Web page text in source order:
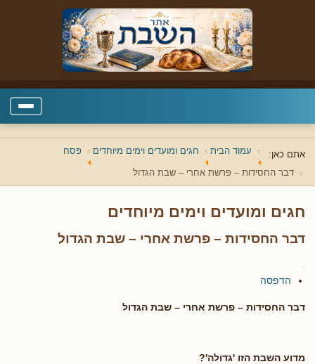
אתם כאן: עמוד הבית חגים ומועדים וימים מיוחדים פסח
דבר החסידות – פרשת אחרי – שבת הגדול
חגים ומועדים וימים מיוחדים
דבר החסידות – פרשת אחרי – שבת הגדול
הדפסה
דבר החסידות – פרשת אחרי – שבת הגדול
מדוע השבת הזו 'גדולה'?